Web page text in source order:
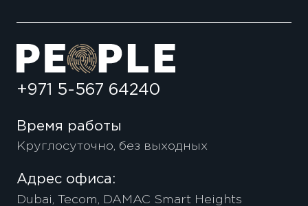
+971 5-567 64240
Время работы
Круглосуточно, без выходных
Адрес офиса:
Dubai, Tecom, DAMAC Smart Heights